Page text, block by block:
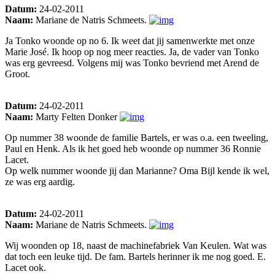
Datum: 24-02-2011
Naam: Mariane de Natris Schmeets.
Ja Tonko woonde op no 6. Ik weet dat jij samenwerkte met onze
Marie José. Ik hoop op nog meer reacties. Ja, de vader van Tonko
was erg gevreesd. Volgens mij was Tonko bevriend met Arend de
Groot.
Datum: 24-02-2011
Naam: Marty Felten Donker
Op nummer 38 woonde de familie Bartels, er was o.a. een tweeling,
Paul en Henk. Als ik het goed heb woonde op nummer 36 Ronnie
Lacet.
Op welk nummer woonde jij dan Marianne? Oma Bijl kende ik wel,
ze was erg aardig.
Datum: 24-02-2011
Naam: Mariane de Natris Schmeets.
Wij woonden op 18, naast de machinefabriek Van Keulen. Wat was
dat toch een leuke tijd. De fam. Bartels herinner ik me nog goed. E.
Lacet ook.